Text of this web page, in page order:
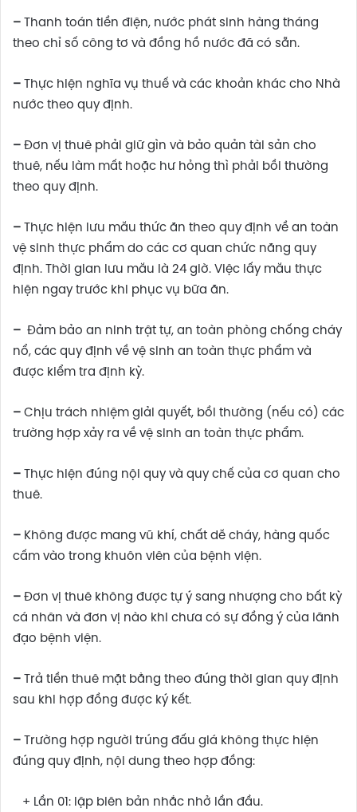
– Thanh toán tiền điện, nước phát sinh hàng tháng
theo chỉ số công tơ và đồng hồ nước đã có sẵn.
– Thực hiện nghĩa vụ thuế và các khoản khác cho Nhà
nước theo quy định.
– Đơn vị thuê phải giữ gìn và bảo quản tài sản cho
thuê, nếu làm mất hoặc hư hỏng thì phải bồi thường
theo quy định.
– Thực hiện lưu mẫu thức ăn theo quy định về an toàn
vệ sinh thực phẩm do các cơ quan chức năng quy
định. Thời gian lưu mẫu là 24 giờ. Việc lấy mẫu thực
hiện ngay trước khi phục vụ bữa ăn.
– Đảm bảo an ninh trật tự, an toàn phòng chống cháy
nổ, các quy định về vệ sinh an toàn thực phẩm và
được kiểm tra định kỳ.
– Chịu trách nhiệm giải quyết, bồi thường (nếu có) các
trường hợp xảy ra về vệ sinh an toàn thực phẩm.
– Thực hiện đúng nội quy và quy chế của cơ quan cho
thuê.
– Không được mang vũ khí, chất dễ cháy, hàng quốc
cấm vào trong khuôn viên của bệnh viện.
– Đơn vị thuê không được tự ý sang nhượng cho bất kỳ
cá nhân và đơn vị nào khi chưa có sự đồng ý của lãnh
đạo bệnh viện.
– Trả tiền thuê mặt bằng theo đúng thời gian quy định
sau khi hợp đồng được ký kết.
– Trường hợp người trúng đấu giá không thực hiện
đúng quy định, nội dung theo hợp đồng:
+ Lần 01: lập biên bản nhắc nhở lần đầu.